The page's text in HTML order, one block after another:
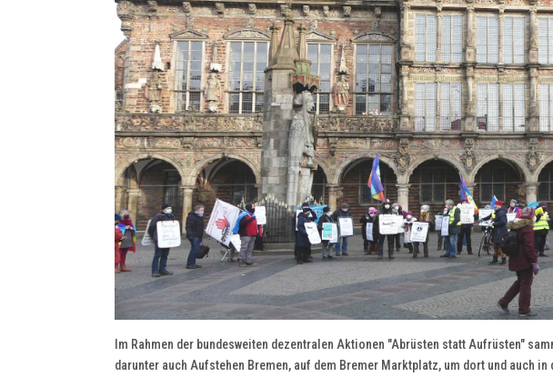
Im Rahmen der bundesweiten dezentralen Aktionen "Abrüsten statt Aufrüsten"
darunter auch Aufstehen Bremen, auf dem Bremer Marktplatz, um dort und auch